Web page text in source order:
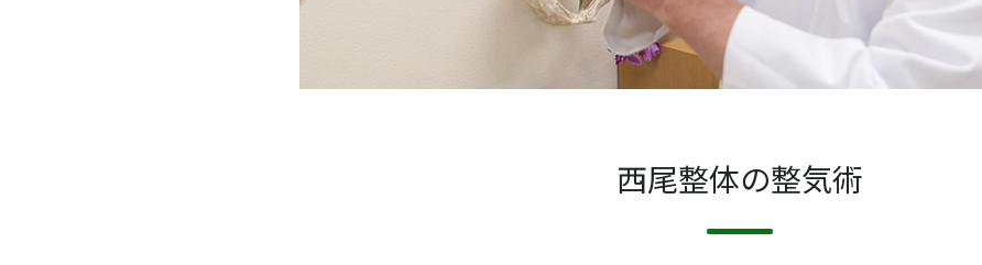
西尾整体の整気術